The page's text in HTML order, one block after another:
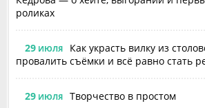
роликах
29 ИЮЛЯ
Как украсть вилку из
провалить съёмки и всё равно стать
29 ИЮЛЯ Творчество в простом